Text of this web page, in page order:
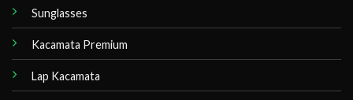
Sunglasses
Kacamata Premium
Lap Kacamata